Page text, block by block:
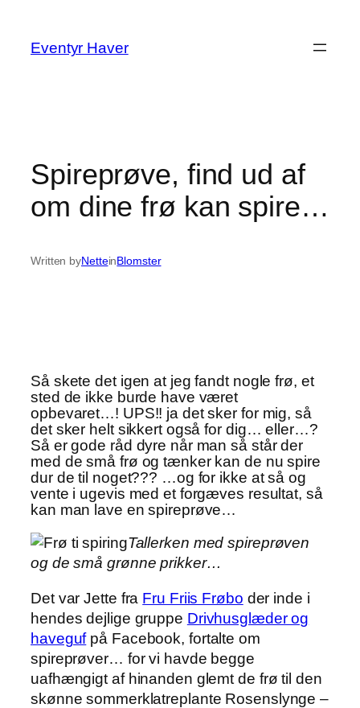
indhold
Eventyr Haver
Spireprøve, find ud af
om dine frø kan spire…
Written byNetteinBlomster
Så skete det igen at jeg fandt nogle frø, et
sted de ikke burde have været
opbevaret…! UPS!! ja det sker for mig, så
det sker helt sikkert også for dig… eller…?
Så er gode råd dyre når man så står der
med de små frø og tænker kan de nu spire
dur de til noget??? …og for ikke at så og
vente i ugevis med et forgæves resultat, så
kan man lave en spireprøve…
Tallerken med spireprøven
og de små grønne prikker…
Det var Jette fra Fru Friis Frøbo der inde i
hendes dejlige gruppe Drivhusglæder og
havegufpå Facebook, fortalte om
spireprøver… for vi havde begge
uafhængigt af hinanden glemt de frø til den
skønne sommerklatreplante Rosenslynge –